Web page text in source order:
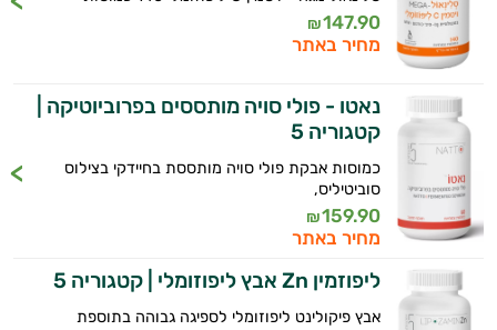
147.90
₪
מחיר באתר
נאטו - פולי סויה מותססים בפרוביוטיקה |
קטגוריה 5
כמוסות אבקת פולי סויה מותססת בחיידקי בצילוס
סוביטיליס,
159.90
₪
מחיר באתר
ליפוזמין Zn אבץ ליפוזומלי | קטגוריה 5
אבץ פיקולינט ליפוזומלי לספיגה גבוהה בתוספת
אני יועץ הבריאות האישי AI של טבע בריא.
התשובות שלי מבוססות על מאגרי מידע קליניים
וספרות מקצועית בתחומי הרפואה הטבעית
ותזונת הספורט.